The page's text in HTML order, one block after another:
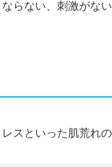
らない、刺激がな
スといった肌荒れ